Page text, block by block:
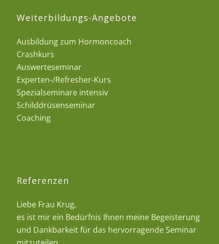
Weiterbildungs-Angebote
Ausbildung zum Hormoncoach
Crashkurs
Auswerteseminar
Experten-/Refresher-Kurs
Spezialseminare intensiv
Schilddrüsenseminar
Coaching
Referenzen
Liebe Frau Krug,
es ist mir ein Bedürfnis Ihnen meine Begeisterung
und Dankbarkeit für das hervorragende Seminar